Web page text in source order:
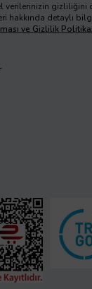
verilerinizin gizliliğini
hakkında detaylı
ve Gizlilik